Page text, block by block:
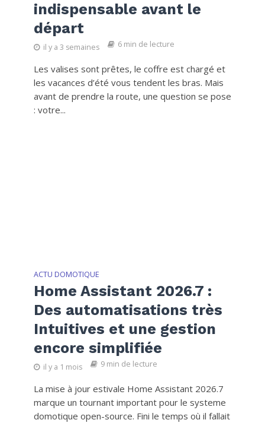
indispensable avant le
départ
il y a 3 semaines 6 min de lecture
Les valises sont prêtes, le coffre est chargé et
les vacances d’été vous tendent les bras. Mais
avant de prendre la route, une question se pose
: votre...
ACTU DOMOTIQUE
Home Assistant 2026.7 :
Des automatisations très
Intuitives et une gestion
encore simplifiée
il y a 1 mois 9 min de lecture
La mise à jour estivale Home Assistant 2026.7
marque un tournant important pour le systeme
domotique open-source. Fini le temps où il fallait